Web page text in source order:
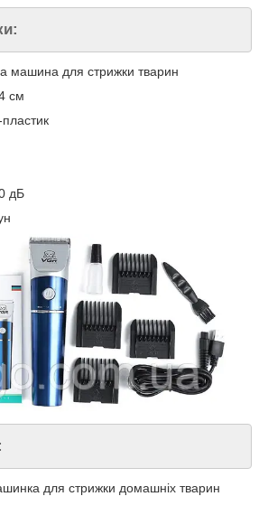
машина для стрижки тварин
см
дБ
для стрижки домашніх тварин